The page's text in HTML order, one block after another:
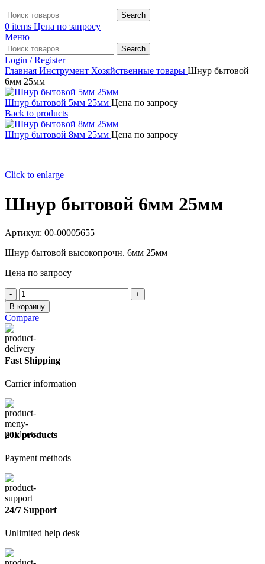
Search
0 items Цена по запросу
Меню
Search
Login / Register
Главная Инструмент Хозяйственные товары Шнур бытовой
6мм 25мм
Шнур бытовой 5мм 25мм Цена по запросу
Back to products
Шнур бытовой 8мм 25мм Цена по запросу
Click to enlarge
Шнур бытовой 6мм 25мм
Артикул: 00-00005655
Шнур бытовой высокопрочн. 6мм 25мм
Цена по запросу
Количество
товара
Шнур
бытовой
6мм
25мм
В корзину
Compare
Fast Shipping
Carrier information
20k products
Payment methods
24/7 Support
Unlimited help desk